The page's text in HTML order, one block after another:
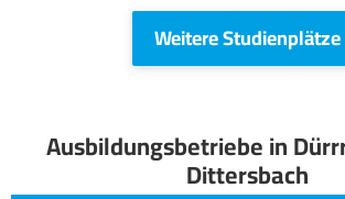
Weitere Studienplätze
Ausbildungsbetriebe in
Dittersbach